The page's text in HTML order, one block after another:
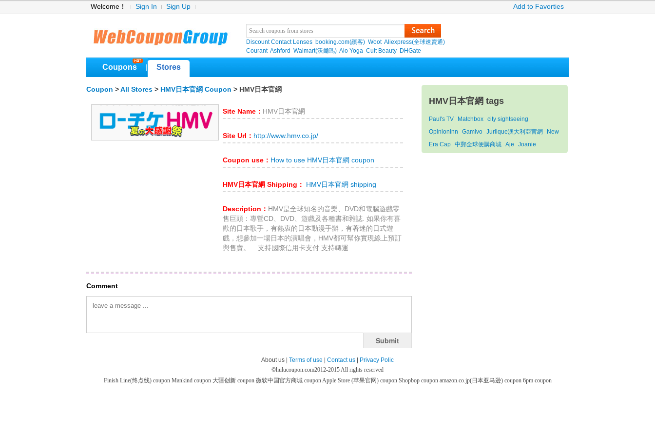
Welcome！ Sign In Sign Up Add to Favorties
Discount Contact Lenses booking.com(繽客) Woot Aliexpress(全球速賣通)
Courant Ashford Walmart(沃爾瑪) Alo Yoga Cult Beauty DHGate
Coupons Stores
Coupon > All Stores > HMV日本官網 Coupon > HMV日本官網
Site Name： HMV日本官網
Site Url： http://www.hmv.co.jp/
Coupon use： How to use HMV日本官網 coupon
HMV日本官網 Shipping： HMV日本官網 shipping
Description： HMV是全球知名的音樂、DVD和電腦遊戲零
售巨頭：專營CD、DVD、遊戲及各種書和雜誌. 如果你有喜
歡的日本歌手，有熱衷的日本動漫手辦，有著迷的日式遊
戲，想參加一場日本的演唱會，HMV都可幫你實現線上預訂
與售賣。 支持國際信用卡支付 支持轉運
Comment
Submit
HMV日本官網 tags
Paul's TV Matchbox city sightseeing
OpinionInn
Gamivo Jurlique澳大利亞官網
New
Era Cap 中郵全球便購商城 Aje Joanie
About us | Terms of use Contact us
Privacy Polic
©hulucoupon.com2012-2015 All rights reserved
Finish Line(终点线) coupon Mankind coupon 大疆创新 coupon 微软中国官方商城 couponApple Store (苹果官网) coupon Shopbop coupon amazon.co.jp(日本亚马逊) coupon 6pm coupon